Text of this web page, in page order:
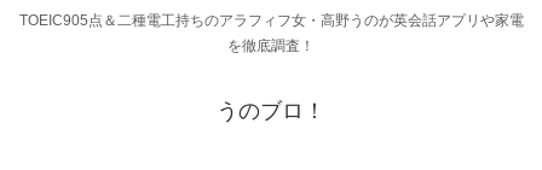
TOEIC905点＆二種電工持ちのアラフィフ女・高野うのが英会話アプリや家電
を徹底調査！
うのブロ！